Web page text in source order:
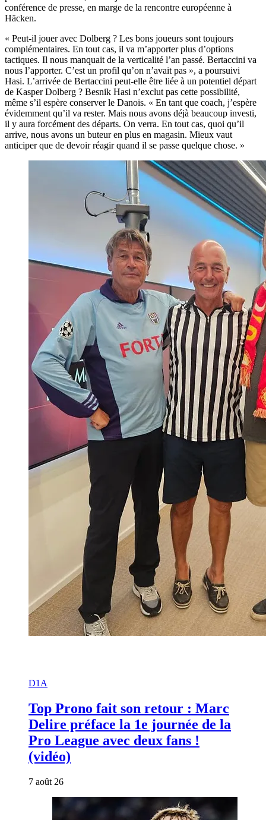
conférence de presse, en marge de la rencontre européenne à
Häcken.
« Peut-il jouer avec Dolberg ? Les bons joueurs sont toujours
complémentaires. En tout cas, il va m’apporter plus d’options
tactiques. Il nous manquait de la verticalité l’an passé. Bertaccini va
nous l’apporter. C’est un profil qu’on n’avait pas », a poursuivi
Hasi. L’arrivée de Bertaccini peut-elle être liée à un potentiel départ
de Kasper Dolberg ? Besnik Hasi n’exclut pas cette possibilité,
même s’il espère conserver le Danois. « En tant que coach, j’espère
évidemment qu’il va rester. Mais nous avons déjà beaucoup investi,
il y aura forcément des départs. On verra. En tout cas, quoi qu’il
arrive, nous avons un buteur en plus en magasin. Mieux vaut
anticiper que de devoir réagir quand il se passe quelque chose. »
D1A
Top Prono fait son retour : Marc
Delire préface la 1e journée de la
Pro League avec deux fans !
(vidéo)
7 août 26